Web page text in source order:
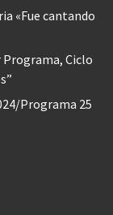
«Fue cantando
Ciclo
Programa 25